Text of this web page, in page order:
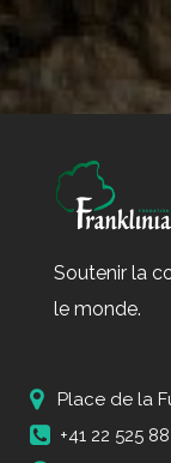
Soutenir la
le monde.
Place de la
+41 22 525